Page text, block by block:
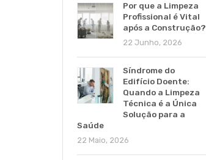
Por que a Limpeza
Profissional é Vital
após a Construção?
22 Junho, 2026
Síndrome do
Edifício Doente:
Quando a Limpeza
Técnica é a Única
Solução para a
Saúde
22 Maio, 2026